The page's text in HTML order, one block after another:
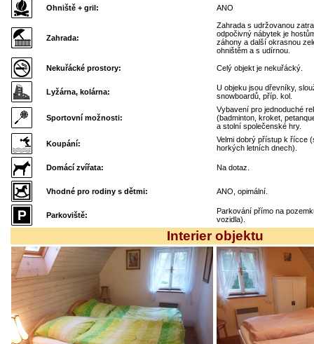
Ohniště + gril: ANO
Zahrada:
Zahrada s udržovanou
odpočivný nábytek je
záhony a další okrasnou
ohništěm a s udírnou.
Nekuřácké prostory: Celý objekt je nekuřácký.
Lyžárna, kolárna:
U objeku jsou dřevníky,
snowboardů, příp. kol.
Sportovní možnosti:
Vybavení pro jednoduché
(badminton, kroket,
a stolní společenské hry.
Koupání:
Velmi dobrý přístup k řícce
horkých letních dnech).
Domácí zvířata: Na dotaz.
Vhodné pro rodiny s dětmi: ANO, opimální.
Parkoviště:
Parkování přímo na
vozidla).
Interier objektu